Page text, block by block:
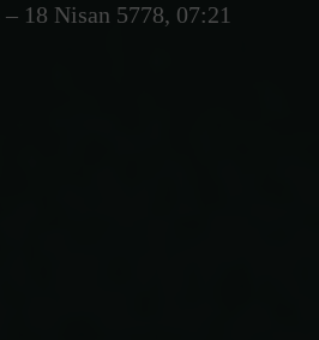
18 Nisan 5778, 07:21